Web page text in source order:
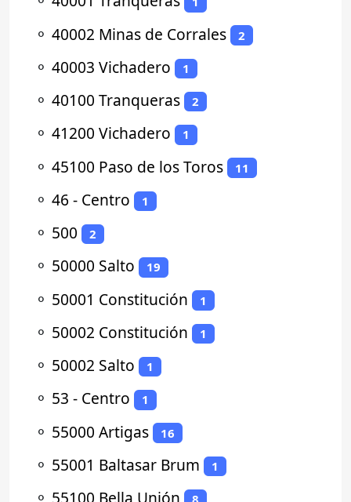
⚬ 40002 Minas de Corrales 2
⚬ 40003 Vichadero 1
⚬ 40100 Tranqueras 2
⚬ 41200 Vichadero 1
⚬ 45100 Paso de los Toros 11
⚬ 46 - Centro 1
⚬ 500 2
⚬ 50000 Salto 19
⚬ 50001 Constitución 1
⚬ 50002 Constitución 1
⚬ 50002 Salto 1
⚬ 53 - Centro 1
⚬ 55000 Artigas 16
⚬ 55001 Baltasar Brum 1
⚬ 55100 Bella Unión